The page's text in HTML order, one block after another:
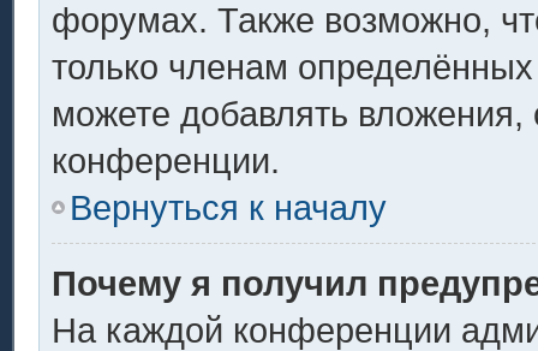
форумах. Также возможно,
только членам
можете добавлять
конференции.
Вернуться к началу
Почему я получил
На каждой конференции